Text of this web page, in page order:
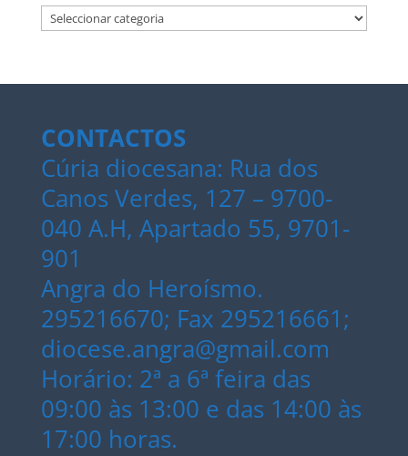
Categorias
CONTACTOS
Cúria diocesana: Rua dos
Canos Verdes, 127 – 9700-
040 A.H, Apartado 55, 9701-
901
Angra do Heroísmo.
295216670; Fax 295216661;
diocese.angra@gmail.com
Horário: 2ª a 6ª feira das
09:00 às 13:00 e das 14:00 às
17:00 horas.